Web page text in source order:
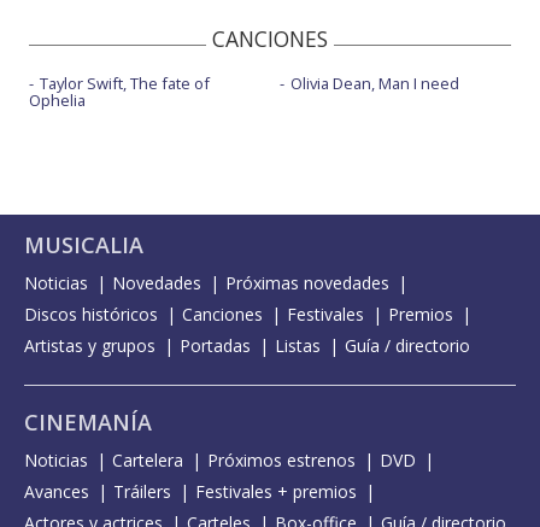
CANCIONES
Taylor Swift, The fate of
Ophelia
Olivia Dean, Man I need
MUSICALIA
Noticias Novedades
Próximas novedades
Discos históricos
Canciones Festivales
Premios
Artistas y grupos
Portadas Listas Guía / directorio
CINEMANÍA
Noticias Cartelera Próximos estrenos
DVD
Avances
Tráilers
Festivales + premios